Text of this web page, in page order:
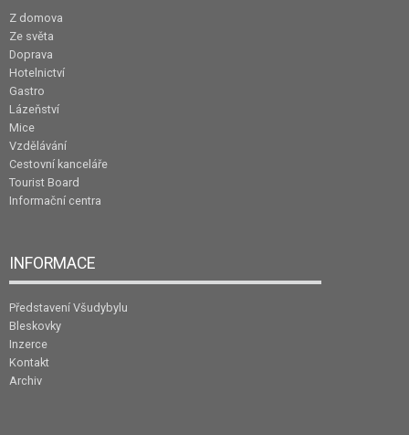
Z domova
Ze světa
Doprava
Hotelnictví
Gastro
Lázeňství
Mice
Vzdělávání
Cestovní kanceláře
Tourist Board
Informační centra
INFORMACE
Představení Všudybylu
Bleskovky
Inzerce
Kontakt
Archiv